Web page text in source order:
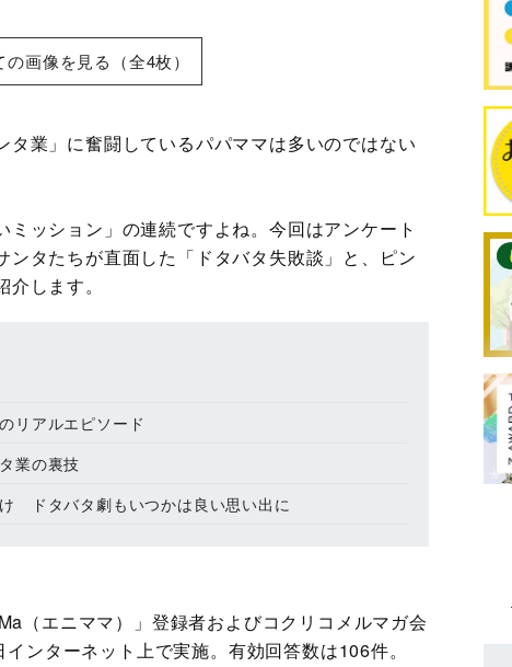
の画像を見る（全4枚）
業」に奮闘しているパパママは多いのではない
ッション」の連続ですよね。今回はアンケート
ンタたちが直面した「ドタバタ失敗談」と、ピン
します。
アルエピソード
業の裏技
ドタバタ劇もいつかは良い思い出に
（エニママ）」登録者およびコクリコメルマガ会
ンターネット上で実施。有効回答数は106件。